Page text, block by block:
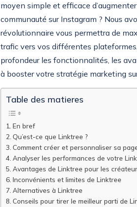
moyen simple et efficace
communauté sur Instagram ? Nous
révolutionnaire vous permettra de
trafic vers vos différentes
profondeur les fonctionnalités, les
à booster votre stratégie marketing
Table des matieres
En bref
Qu’est-ce que Linktree ?
Comment créer et personnaliser sa
Analyser les performances de votre
Avantages de Linktree pour les
Inconvénients et limites de Linktree
Alternatives à Linktree
Conseils pour tirer le meilleur parti de